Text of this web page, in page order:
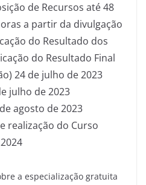
de Recursos até 48
a partir da divulgação
do Resultado dos
do Resultado Final
24 de julho de 2023
julho de 2023
agosto de 2023
realização do Curso
a especialização gratuita